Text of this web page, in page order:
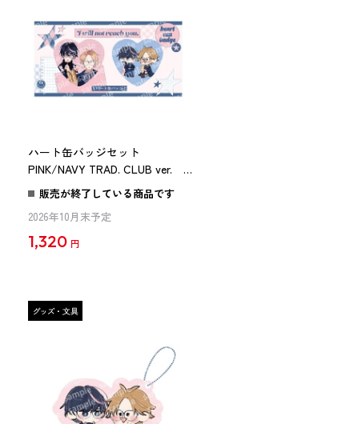
ハート缶バッジセット
PINK/NAVY TRAD. CLUB ver. 君
には届かない。
販売が終了している商品です
2026年10月末予定
1,320 円